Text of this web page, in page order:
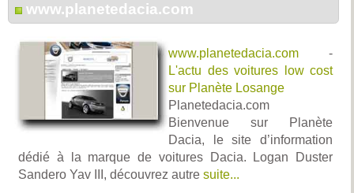
www.planetedacia.com
www.planetedacia.com -
L'actu des voitures low cost
sur Planète Losange
Planetedacia.com
Bienvenue sur Planète
Dacia, le site d’information
dédié à la marque de voitures Dacia. Logan Duster
Sandero Yav III, découvrez autre suite...